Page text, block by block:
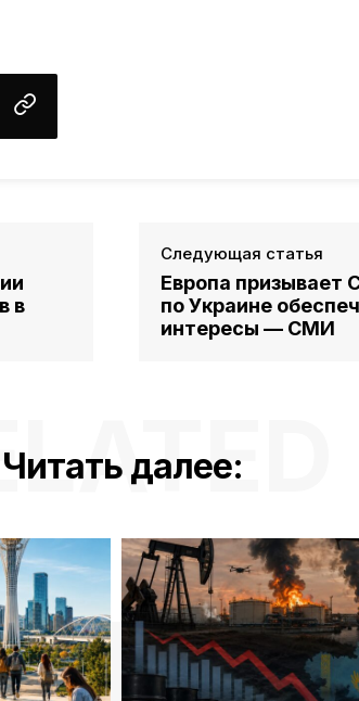
в
Следующая статья
Европа призывает
по Украине
интересы — СМИ
Читать далее: